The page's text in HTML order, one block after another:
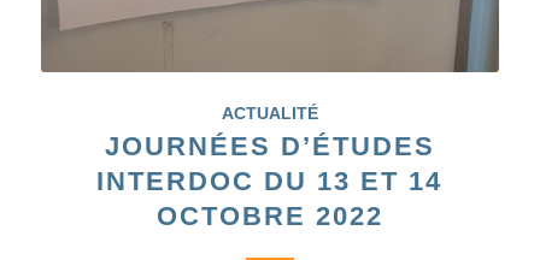
ACTUALITÉ
JOURNÉES D’ÉTUDES
INTERDOC DU 13 ET 14
OCTOBRE 2022